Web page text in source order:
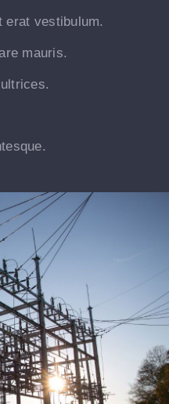
erat vestibulum.
mauris.